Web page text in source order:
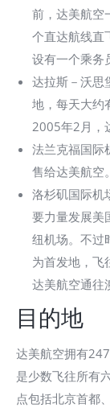
前，达美航空
个直达航线直
设有一个乘务
达拉斯－沃思
地，每天大约
2005年2月，
法兰克福国际
售给达美航空。
洛杉矶国际机
要力量发展美
纽机场。不过
为首发地，飞
达美航空通往
目的地
达美航空拥有
是少数飞往所有
点包括北京首都